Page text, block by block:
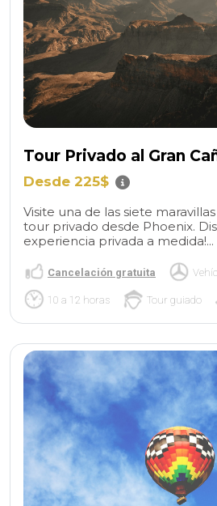
Tour Privado al Gran
Desde 225$
Visite una de las siete
tour privado desde Phoenix.
experiencia privada a medida!...
Cancelación gratuita
10 a 12 horas Tour guiado